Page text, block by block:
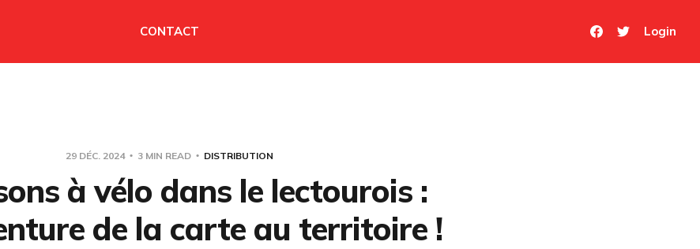
CONTACT Login
29 DÉC. 2024 3 MIN READ DISTRIBUTION
à vélo dans le lectourois :
de la carte au territoire !